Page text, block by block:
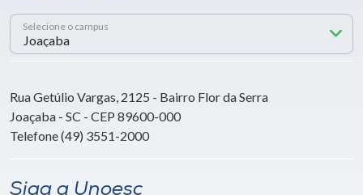
Selecione o campus
Rua Getúlio Vargas, 2125 - Bairro Flor da Serra
Joaçaba - SC - CEP 89600-000
Telefone (49) 3551-2000
Siga a Unoesc